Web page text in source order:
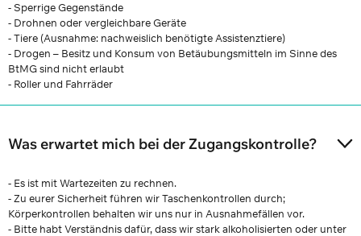
- Sperrige Gegenstände
- Drohnen oder vergleichbare Geräte
- Tiere (Ausnahme: nachweislich benötigte Assistenztiere)
- Drogen – Besitz und Konsum von Betäubungsmitteln im Sinne des
BtMG sind nicht erlaubt
- Roller und Fahrräder
Was erwartet mich bei der Zugangskontrolle?
- Es ist mit Wartezeiten zu rechnen.
- Zu eurer Sicherheit führen wir Taschenkontrollen durch;
Körperkontrollen behalten wir uns nur in Ausnahmefällen vor.
- Bitte habt Verständnis dafür, dass wir stark alkoholisierten oder unter